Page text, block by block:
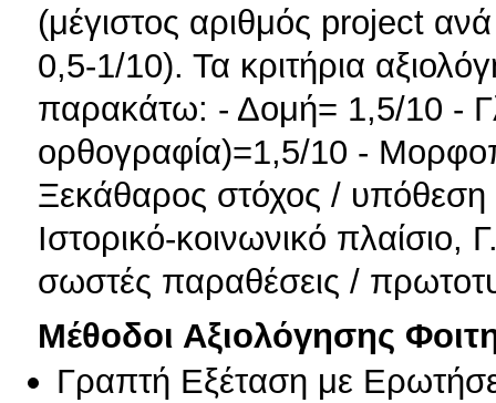
(μέγιστος αριθμός project
0,5-1/10). Τα κριτήρια
παρακάτω: - Δομή= 1,5/10 -
ορθογραφία)=1,5/10 -
Ξεκάθαρος στόχος /
Ιστορικό-κοινωνικό
σωστές παραθέσεις /
Μέθοδοι Αξιολόγησης
Γραπτή Εξέταση με